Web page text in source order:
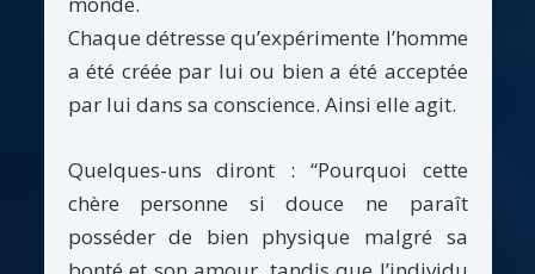
Chaque détresse qu’expérimente l’homme
a été créée par lui ou bien a été acceptée
par lui dans sa conscience. Ainsi elle agit.
Quelques-uns diront : “Pourquoi cette
chère personne si douce ne paraît
posséder de bien physique malgré sa